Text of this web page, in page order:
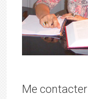
Me contacter